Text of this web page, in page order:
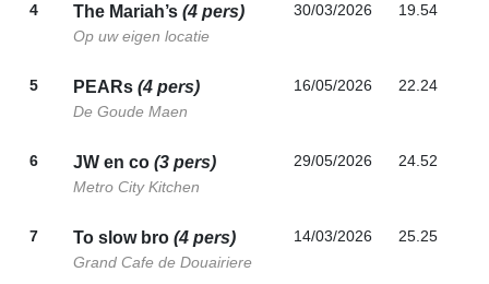
4 The Mariah’s (4 pers)
Op uw eigen locatie
30/03/2026 19.54
5 PEARs (4 pers)
De Goude Maen
16/05/2026 22.24
6 JW en co (3 pers)
Metro City Kitchen
29/05/2026 24.52
7 To slow bro (4 pers)
Grand Cafe de Douairiere
14/03/2026 25.25